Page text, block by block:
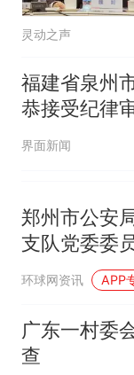
灵动之声
福建省泉州
恭接受纪律
查
界面新闻
郑州市公安
支队党委委
马义晖接受
察调查
环球网资讯 APP
广东一村委
查